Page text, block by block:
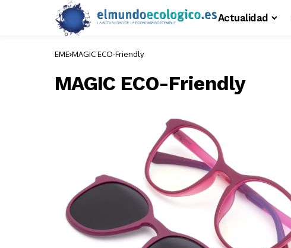
Actualidad
EME MAGIC ECO-Friendly
MAGIC ECO-Friendly